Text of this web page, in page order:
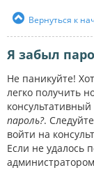
Вернуться к
Я забыл
Не паникуйте!
легко получить
пароль?.
войти на
Если не удалось